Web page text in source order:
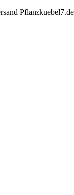
Pflanzkuebel7.de